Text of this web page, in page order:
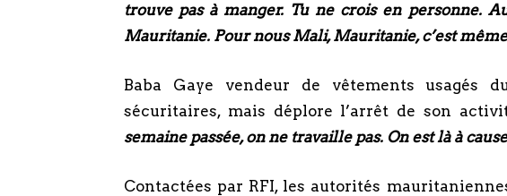
trouve pas à manger. Tu ne crois en personne.
Mauritanie. Pour nous Mali, Mauritanie, c’est
Baba Gaye vendeur de vêtements usagés
sécuritaires, mais déplore l’arrêt de son
semaine passée, on ne travaille pas. On est là à
Contactées par RFI, les autorités